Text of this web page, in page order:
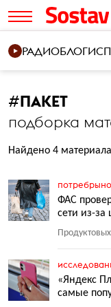
РАДИОБЛОГИ
#ПАКЕТ
подборка
Найдено 4 материала
ФАС
сети из-за
«Яндекс
самые